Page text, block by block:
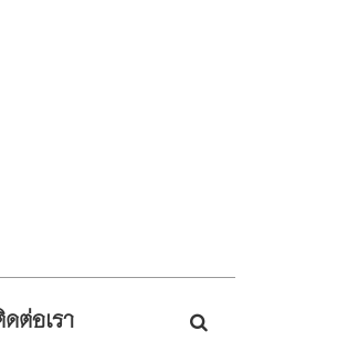
ต่อเรา